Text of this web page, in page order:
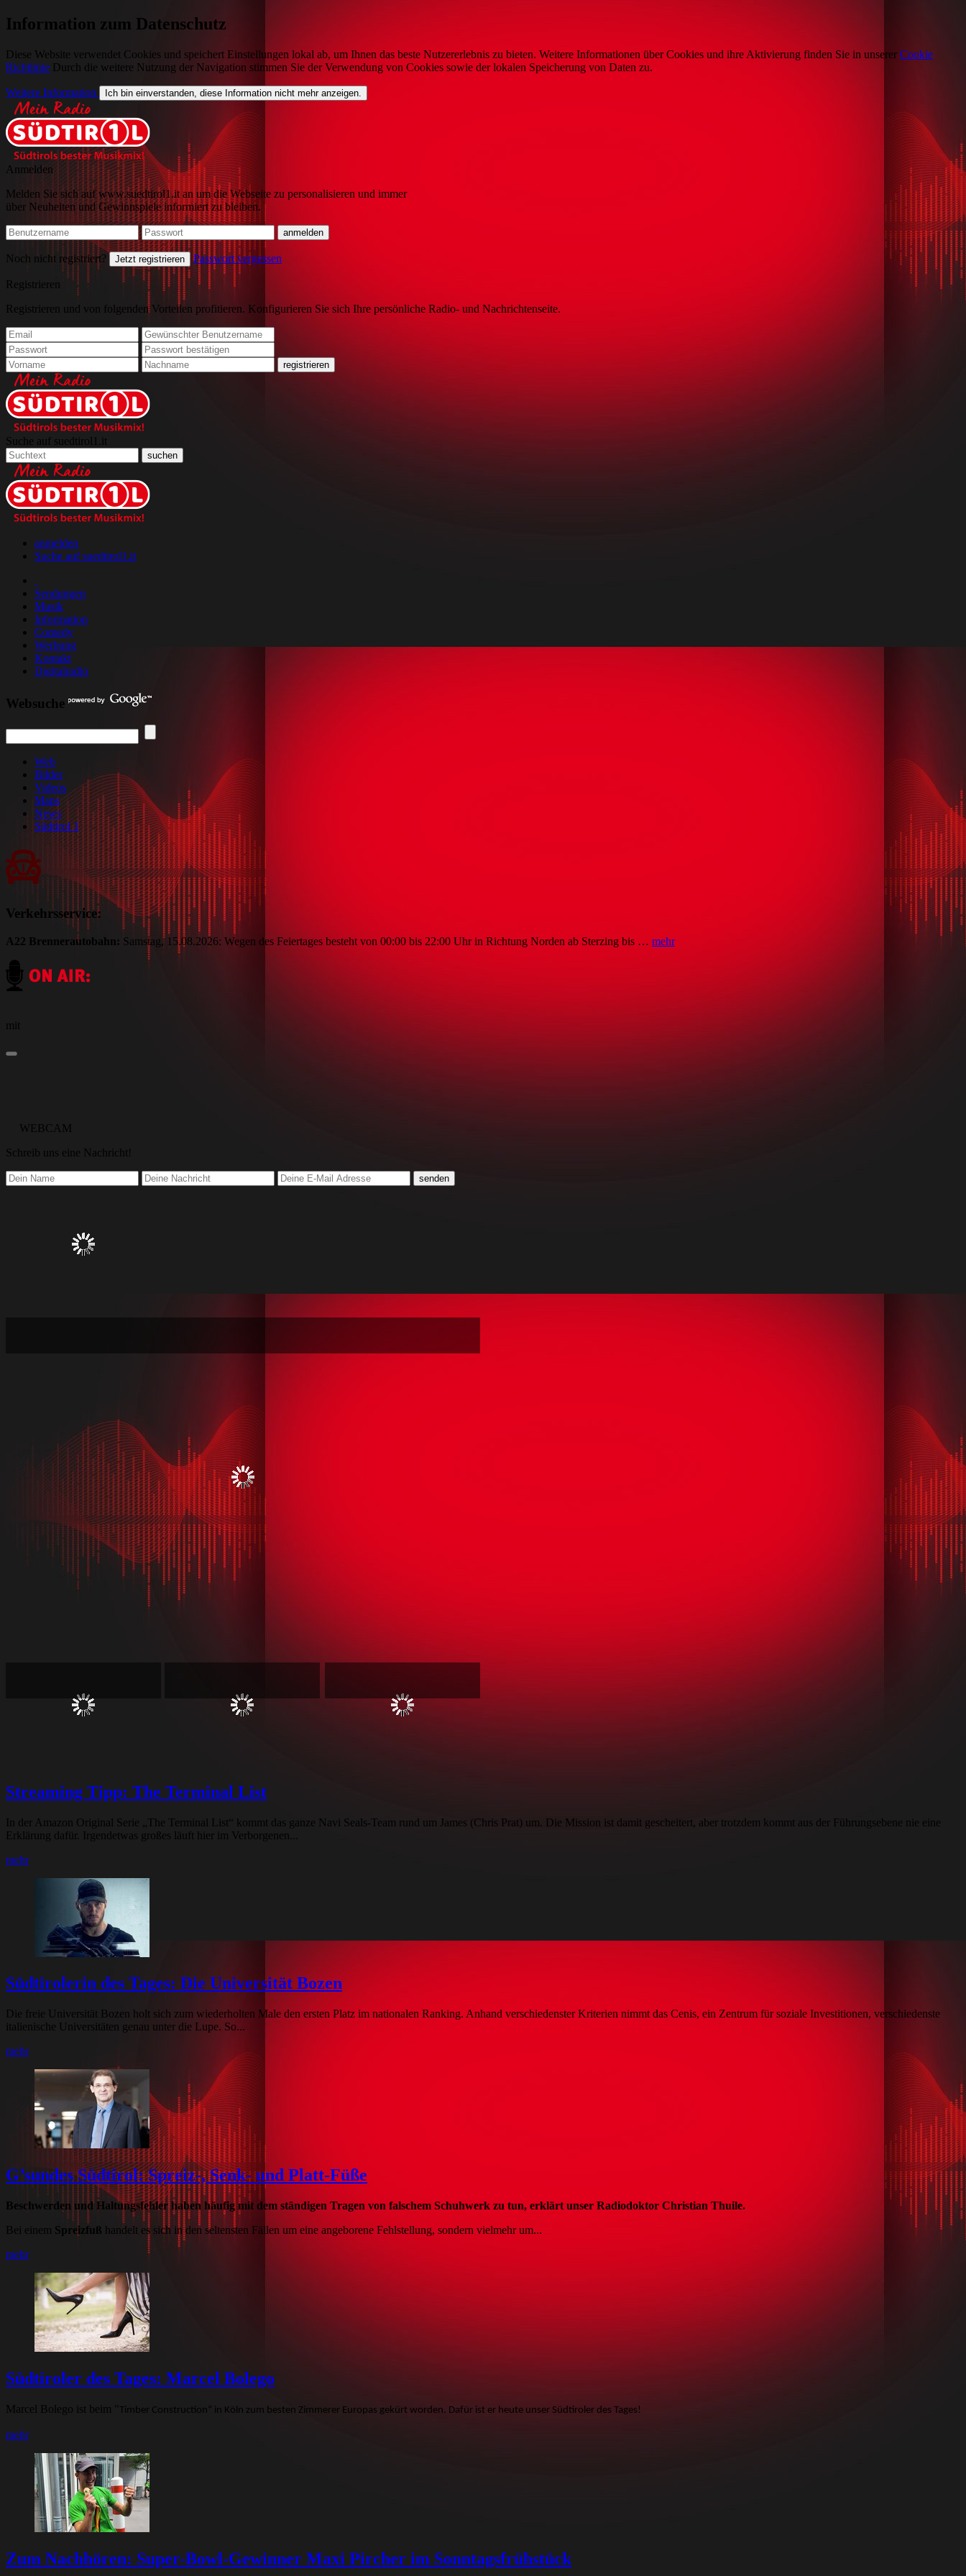
Information zum Datenschutz
Diese Website verwendet Cookies und speichert Einstellungen lokal ab, um Ihnen das beste Nutzererlebnis zu bieten. Weitere Informationen über Cookies und ihre Aktivierung finden Sie in unserer Cookie
Richtlinie Durch die weitere Nutzung der Navigation stimmen Sie der Verwendung von Cookies sowie der lokalen Speicherung von Daten zu.
Weitere Information Ich bin einverstanden, diese Information nicht mehr anzeigen.
Anmelden
Melden Sie sich auf www.suedtirol1.it an um die Webseite zu personalisieren und immer
über Neuheiten und Gewinnspiele informiert zu bleiben.
Noch nicht registriert? Jetzt registrieren Passwort vergessen
Registrieren
Registrieren und von folgenden Vorteilen profitieren. Konfigurieren Sie sich Ihre persönliche Radio- und Nachrichtenseite.
Suche auf suedtirol1.it
anmelden
Suche auf suedtirol1.it
Sendungen
Musik
Information
Comedy
Werbung
Kontakt
Digitalradio
Websuche
Web
Bilder
Videos
Maps
News
Südtirol 1
Verkehrsservice:
A22 Brennerautobahn: Samstag, 15.08.2026: Wegen des Feiertages besteht von 00:00 bis 22:00 Uhr in Richtung Norden ab Sterzing bis … mehr
mit
WEBCAM
Schreib uns eine Nachricht !
Streaming Tipp: The Terminal List
In der Amazon Original Serie „The Terminal List“ kommt das ganze Navi Seals-Team rund um James (Chris Prat) um. Die Mission ist damit gescheitert, aber trotzdem kommt aus der Führungsebene nie eine
Erklärung dafür. Irgendetwas großes läuft hier im Verborgenen...
mehr
Südtirolerin des Tages: Die Universität Bozen
Die freie Universität Bozen holt sich zum wiederholten Male den ersten Platz im nationalen Ranking. Anhand verschiedenster Kriterien nimmt das Cenis, ein Zentrum für soziale Investitionen, verschiedenste
italienische Universitäten genau unter die Lupe. So...
mehr
G’sundes Südtirol: Spreiz-, Senk- und Platt-Füße
Beschwerden und Haltungsfehler haben häufig mit dem ständigen Tragen von falschem Schuhwerk zu tun, erklärt unser Radiodoktor Christian Thuile.
Bei einem Spreizfuß handelt es sich in den seltensten Fällen um eine angeborene Fehlstellung, sondern vielmehr um...
mehr
Südtiroler des Tages: Marcel Bolego
Marcel Bolego ist beim " Timber Construction“ in Köln zum besten Zimmerer Europas gekürt worden. Dafür ist er heute unser Südtiroler des Tages!
mehr
Zum Nachhören: Super-Bowl-Gewinner Maxi Pircher im Sonntagsfrühstück